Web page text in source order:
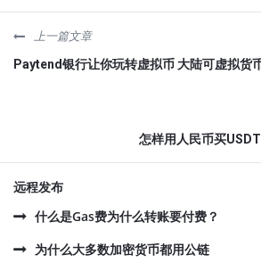
上一篇文章
Paytend银行让你玩转虚拟币 大陆可虚拟货
怎样用人民币买
远程发布
什么是Gas费为什么转账要付费？
为什么大多数加密货币都用公链